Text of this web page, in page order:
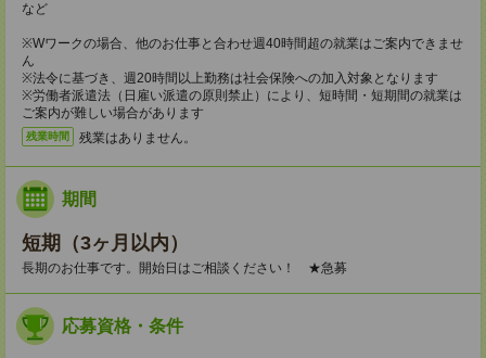
など
※Wワークの場合、他のお仕事と合わせ週40時間超の就業はご案内できませ
ん
※法令に基づき、週20時間以上勤務は社会保険への加入対象となります
※労働者派遣法（日雇い派遣の原則禁止）により、短時間・短期間の就業は
ご案内が難しい場合があります
残業時間 残業はありません。
期間
短期（3ヶ月以内）
長期のお仕事です。開始日はご相談ください！ ★急募
応募資格・条件